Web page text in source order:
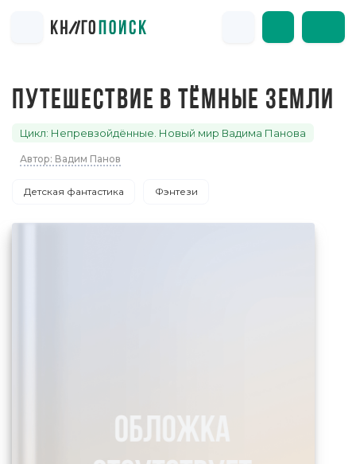
ПУТЕШЕСТВИЕ В ТЁМНЫЕ ЗЕМЛИ
Цикл: Непревзойдённые. Новый мир Вадима Панова
Автор: Вадим Панов
Детская фантастика Фэнтези